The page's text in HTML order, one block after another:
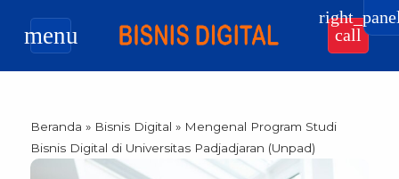
menu call
Beranda » Bisnis Digital » Mengenal Program Studi
Bisnis Digital di Universitas Padjadjaran (Unpad)